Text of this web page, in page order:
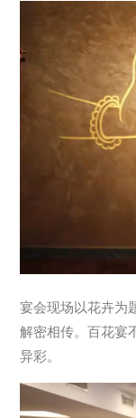
宴会现场以花卉为
解密相传。百花宴
异彩。